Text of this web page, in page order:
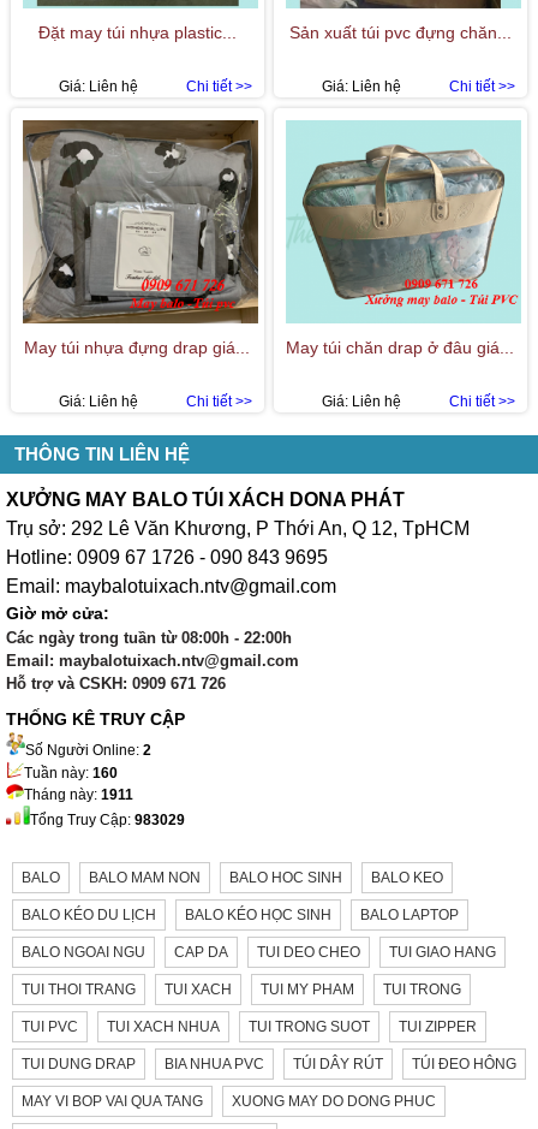
Đặt may túi nhựa plastic...
Chi tiết >>
Giá: Liên hệ
Sản xuất túi pvc đựng chăn...
Chi tiết >>
Giá: Liên hệ
May túi nhựa đựng drap giá...
Chi tiết >>
Giá: Liên hệ
May túi chăn drap ở đâu giá...
Chi tiết >>
Giá: Liên hệ
THÔNG TIN LIÊN HỆ
XƯỞNG MAY BALO TÚI XÁCH DONA PHÁT
Trụ sở: 292 Lê Văn Khương, P Thới An, Q 12, TpHCM
Hotline: 0909 67 1726 - 090 843 9695
Email: maybalotuixach.ntv@gmail.com
Giờ mở cửa:
Các ngày trong tuần từ 08:00h - 22:00h
Email: maybalotuixach.ntv@gmail.com
Hỗ trợ và CSKH: 0909 671 726
THỐNG KÊ TRUY CẬP
Số Người Online: 2
Tuần này: 160
Tháng này: 1911
Tổng Truy Cập: 983029
BALO BALO MAM NON BALO HOC SINH BALO KEO
BALO KÉO DU LỊCH BALO KÉO HỌC SINH BALO LAPTOP
BALO NGOAI NGU CAP DA TUI DEO CHEO TUI GIAO HANG
TUI THOI TRANG TUI XACH TUI MY PHAM TUI TRONG
TUI PVC TUI XACH NHUA TUI TRONG SUOT TUI ZIPPER
TUI DUNG DRAP BIA NHUA PVC TÚI DÂY RÚT TÚI ĐEO HÔNG
MAY VI BOP VAI QUA TANG XUONG MAY DO DONG PHUC